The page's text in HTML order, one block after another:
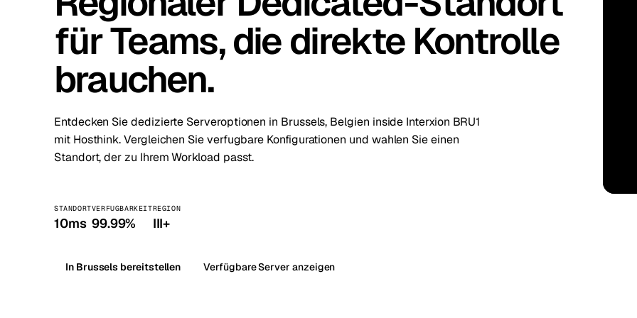
Stockholm Schweden
Warsaw Polen Zurich
für Teams, die direkte Kontrolle
brauchen.
Entdecken Sie dedizierte Serveroptionen in Brussels, Belgien inside Interxion BRU1
mit Hosthink. Vergleichen Sie verfugbare Konfigurationen und wahlen Sie einen
Standort, der zu Ihrem Workload passt.
STANDORT
10ms
VERFUGBARKEIT
99.99%
REGION
III+
In Brussels bereitstellen Verfügbare Server anzeigen